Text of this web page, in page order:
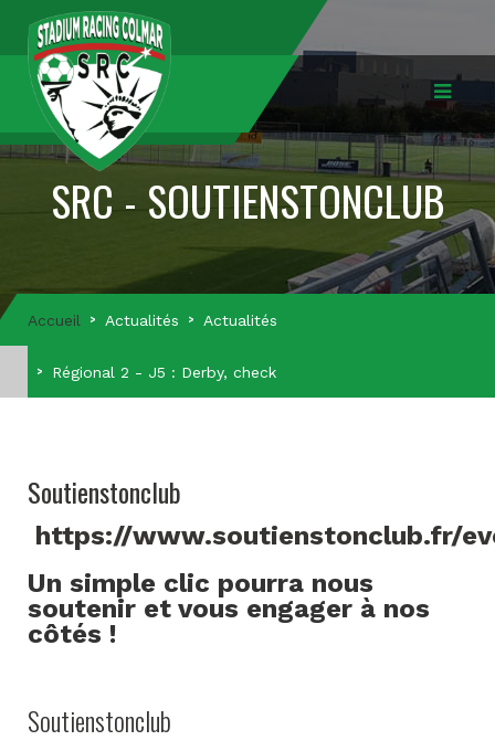
SRC - SOUTIENSTONCLUB
Accueil Actualités Actualités
Régional 2 - J5 : Derby, check
Soutienstonclub
https://www.soutienstonclub.fr/
Un simple clic pourra nous
soutenir et vous engager à nos
côtés !
Soutienstonclub